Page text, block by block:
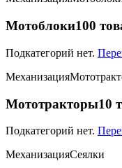
Мотоблоки100
Подкатегорий нет.
Механизация
Мототракторы10
Подкатегорий нет.
МеханизацияСеялки